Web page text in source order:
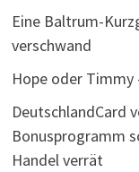
Eine Baltrum-
verschwand
Hope oder Timmy
DeutschlandCard
Bonusprogramm
Handel verrät